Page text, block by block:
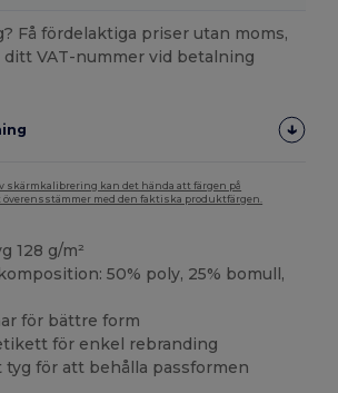
Få fördelaktiga priser utan moms,
VAT-nummer vid betalning
skärmkalibrering kan det hända att färgen på
med den faktiska produktfärgen.
128 g/m²
50% poly, 25% bomull,
för bättre form
för enkel rebranding
tyg för att behålla passformen